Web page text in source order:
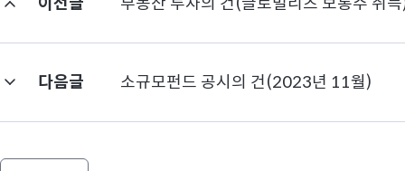
다음글 소규모펀드 공시의 건(2023년 11월)